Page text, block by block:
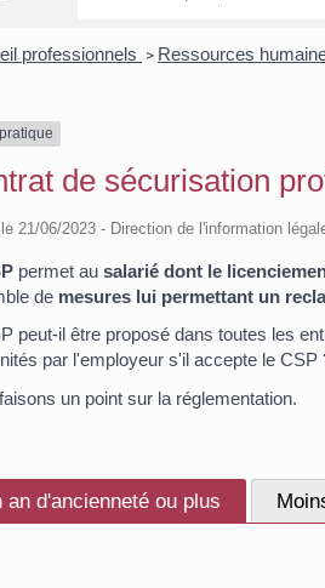
professionnels > Ressources
de sécurisation
21/06/2023 - Direction de l'information
permet au salarié dont le
de mesures lui permettant un
peut-il être proposé dans toutes les
par l'employeur s'il accepte le CSP
un point sur la réglementation.
an d'ancienneté ou plus